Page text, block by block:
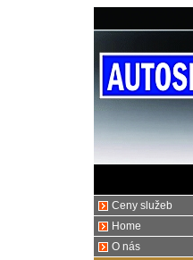
Ceny služeb
Home
O nás